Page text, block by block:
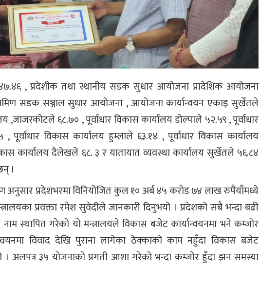
४७.४६ , प्रदेशीक तथा स्थानीय सडक सुधार आयोजना प्रादेशिक आयोजना
सडक सञ्जाल सुधार आयोजना , आयोजना कार्यान्वयन एकाइ सुर्खेतले
,जाजरकोटले ६८.७० , पूर्वाधार विकास कार्यालय डोल्पाले ५२.५९ , पूर्वाधार
विकास कार्यालय हुम्लाले ६३.१४ , पूर्वाधार विकास कार्यालय
कार्यालय दैलेखले ६८. ३ र यातायात व्यवस्था कार्यालय सुर्खेतले ५६.८४
।
अनुसार प्रदेशभरमा विनियोजित कुल १० अर्ब ४५ करोड ७४ लाख रुपैयाँमध्ये
प्रवक्ता रमेश सुवेदीले जानकारी दिनुभयो । प्रदेशको सबै भन्दा बढी
स्थापित गरेको यो मन्त्रालयले विकास बजेट कार्यान्वयनमा भने कम्जोर
विवाद देखि पुराना लागेका ठेक्काको काम नहुँदा विकास बजेट
। अलपत्र ३५ योजनाको प्रगती आशा गरेको भन्दा कम्जोर हुँदा झन समस्या